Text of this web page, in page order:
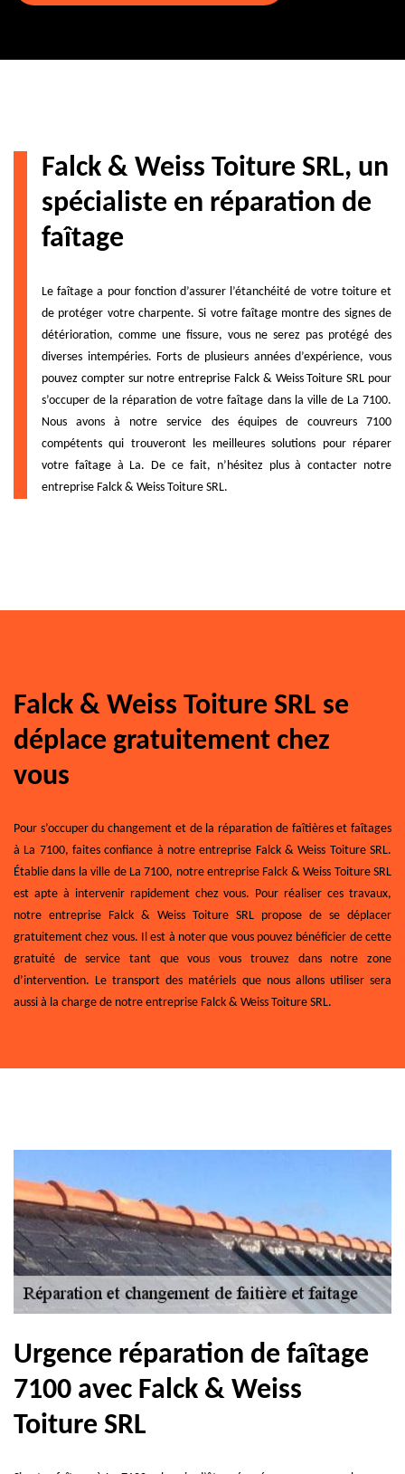
Falck & Weiss Toiture SRL, un
spécialiste en réparation de
faîtage
Le faîtage a pour fonction d’assurer l’étanchéité de votre toiture et
de protéger votre charpente. Si votre faîtage montre des signes de
détérioration, comme une fissure, vous ne serez pas protégé des
diverses intempéries. Forts de plusieurs années d’expérience, vous
pouvez compter sur notre entreprise Falck & Weiss Toiture SRL pour
s’occuper de la réparation de votre faîtage dans la ville de La 7100.
Nous avons à notre service des équipes de couvreurs 7100
compétents qui trouveront les meilleures solutions pour réparer
votre faîtage à La. De ce fait, n’hésitez plus à contacter notre
entreprise Falck & Weiss Toiture SRL.
Falck & Weiss Toiture SRL se
déplace gratuitement chez
vous
Pour s’occuper du changement et de la réparation de faîtières et faîtages
à La 7100, faites confiance à notre entreprise Falck & Weiss Toiture SRL.
Établie dans la ville de La 7100, notre entreprise Falck & Weiss Toiture SRL
est apte à intervenir rapidement chez vous. Pour réaliser ces travaux,
notre entreprise Falck & Weiss Toiture SRL propose de se déplacer
gratuitement chez vous. Il est à noter que vous pouvez bénéficier de cette
gratuité de service tant que vous vous trouvez dans notre zone
d’intervention. Le transport des matériels que nous allons utiliser sera
aussi à la charge de notre entreprise Falck & Weiss Toiture SRL.
Urgence réparation de faîtage
7100 avec Falck & Weiss
Toiture SRL